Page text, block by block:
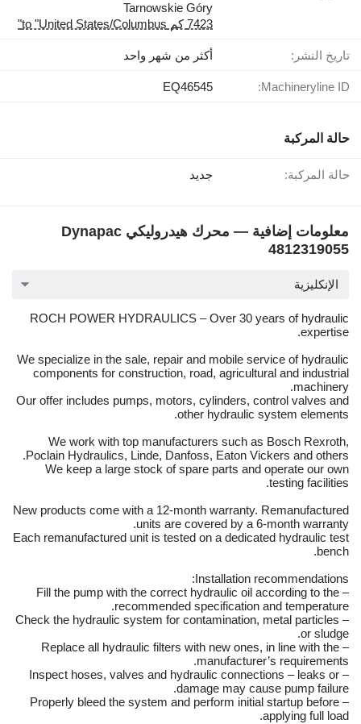
Tarnowskie Góry
7423 كم to "United States/Columbus"
تاريخ النشر: أكثر من شهر واحد
Machineryline ID:
EQ46545
حالة المركبة
حالة المركبة: جديد
معلومات إضافية — محرك هيدروليكي Dynapac
4812319055
الإنكليزية
ROCH POWER HYDRAULICS – Over 30 years of hydraulic
expertise.
We specialize in the sale, repair and mobile service of hydraulic
components for construction, road, agricultural and industrial
machinery.
Our offer includes pumps, motors, cylinders, control valves and
other hydraulic system elements.
We work with top manufacturers such as Bosch Rexroth,
Poclain Hydraulics, Linde, Danfoss, Eaton Vickers and others.
We keep a large stock of spare parts and operate our own
testing facilities.
New products come with a 12-month warranty. Remanufactured
units are covered by a 6-month warranty.
Each remanufactured unit is tested on a dedicated hydraulic test
bench.
Installation recommendations:
– Fill the pump with the correct hydraulic oil according to the
recommended specification and temperature.
– Check the hydraulic system for contamination, metal particles
or sludge.
– Replace all hydraulic filters with new ones, in line with the
manufacturer’s requirements.
– Inspect hoses, valves and hydraulic connections – leaks or
damage may cause pump failure.
– Properly bleed the system and perform initial startup before
applying full load.